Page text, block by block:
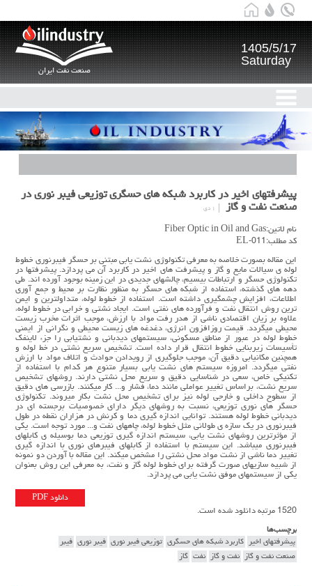
صنعت نفت ایران
1405/5/17
Saturday
پيشرفتهاي اخير در كاربرد شبكه هاي حسگري توزيعي فيبر نوري در
صنعت نفت و گاز
۱ دی
نام لاتین:Fiber Optic in Oil and Gas
کد مطلب:EL-011
اين مقاله بصورت خلاصه به معرفي تكنولوژي نشت يابي مبتني بر حسگر فيبرنوري خطوط
لوله ي سيالات مايع و گاز و پيشرفت هاي اخير در كاربرد آن می پردازد. پيشرفتها در
تكنولوژي حسگر و ارتباطات بيسيم، چالشهاي جديدي در اين زمينه بوجود آورده اند. طي
دهه هاي گذشته، استفاده از شبكه هاي حسگر به منظور نظارت بر محيط و جمع آوري
اطلاعات، افزايش چشمگيري داشته است. استفاده از خطوط لوله، متداولترين و ايمن
ترين روش انتقال نفت و فرآورده هاي نفتي است. ايجاد نشتي و خرابي در خطوط لوله،
علاوه بر زيان اقتصادي ناشي از هدر رفت مواد با ارزش، موجب اثرات مخرب زيست
محيطي ميگردد. قيمت روزافزون انرژي، دغدغه هاي زيست محيطي و نگراني از ايمني
خطوط لوله در عبور از مناطق مسكوني، سيستمهاي ديدباني و نشتيابي را جزء لاينفك
تأسيسات زيربنايي خطوط انتقال قرار داده است. تشخيص سريع نشتي در خط لوله و
همچنين مكانيابي دقيق آن، موجب جلوگيري از رويدادن حوادث و اتلاف مواد با ارزش
نفتي ميگردد. امروزه سيستم هاي نشت يابي بسيار متنوع هر كدام با استفاده از
تكنيكي خاص، سعي در شناسايي دقيق و سريع محل نشتي دارند. روشهاي تشخيص
سريع نشت، براساس تغيير عواملي مانند دما، فشار و... كار ميكنند. بازرسي هاي دقيق
از سطوح داخلي و خارجي لوله نيز براي تشخيص محل نشت بكار ميروند. تكنولوژي
حسگر هاي نوري توزيعي، نسبت به روشهاي ديگر داراي خصوصيات برجسته اي در
ديدباني خطوط لوله هستند. توانايي اندازه گيري دما و كرنش در هزاران نقطه در طول
فيبرنوري در يك سازه ي طولاني مثل خطوط لوله، چاههاي نفت و... مورد توجه است. يكي
از مؤثرترين روشهاي نشت يابي، سيستم اندازه گيري توزيعي دما بوسيله ي كابلهاي
فيبرنوري ميباشد. اين سيستم با استفاده از كابلهاي فيبرهاي نوري با اندازه گيري
تغيير دما ناشي از نشت مواد محل نشتي را مشخص ميكند. اين مقاله با آوردن دو نمونه
از شبيه سازيهاي صورت گرفته براي خطوط لوله گاز و نفت، به معرفي اين روش بعنوان
يكي از سيستمهاي موفق نشت يابي مي پردازد.
دانلود PDF
1520 مرتبه دانلود شده است.
برچسب‌ها
پيشرفتهاي اخير
كاربرد شبكه هاي حسگري توزيعي فيبر نوري فیبر نوری فیبر
صنعت نفت و گاز
نفت و گاز نفت گاز